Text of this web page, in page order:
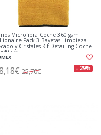
Microfibra Coche 360 gsm
Pack 3 Bayetas Limpieza
y Cristales Kit Detailing Coche
cm
25,70€ - 29%